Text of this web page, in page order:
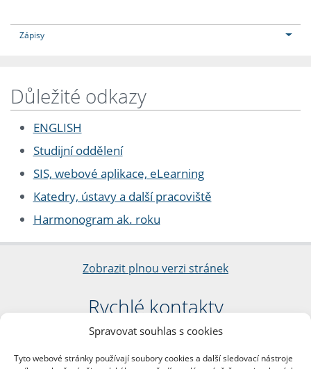
Spravovat souhlas s cookies
Tyto webové stránky používají soubory cookies a další sledovací nástroje
Zápisy
Důležité odkazy
ENGLISH
Studijní oddělení
SIS, webové aplikace, eLearning
Katedry, ústavy a další pracoviště
Harmonogram ak. roku
Zobrazit plnou verzi stránek
Rychlé kontakty
Filozofická fakulta
nám. Jana Palacha 1/2